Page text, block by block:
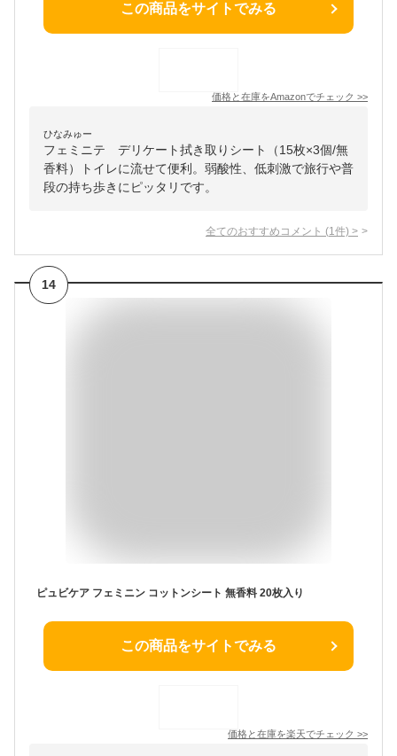
この商品をサイトでみる
価格と在庫をAmazonでチェック >>
ひなみゅー
フェミニテ デリケート拭き取りシート（15枚×3個/無
香料）トイレに流せて便利。弱酸性、低刺激で旅行や普
段の持ち歩きにピッタリです。
全てのおすすめコメント (1 件) >
14
ピュビケア フェミニン コットンシート 無香料 20枚入り
この商品をサイトでみる
価格と在庫を楽天でチェック >>